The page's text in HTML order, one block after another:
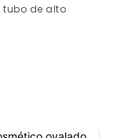
tubo de alto